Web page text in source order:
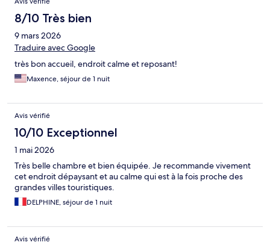
8/10 Très bien
9 mars 2026
Traduire avec Google
très bon accueil, endroit calme et reposant!
Maxence, séjour de 1 nuit
Avis vérifié
10/10 Exceptionnel
1 mai 2026
Très belle chambre et bien équipée. Je recommande vivement
cet endroit dépaysant et au calme qui est à la fois proche des
grandes villes touristiques.
DELPHINE, séjour de 1 nuit
Avis vérifié